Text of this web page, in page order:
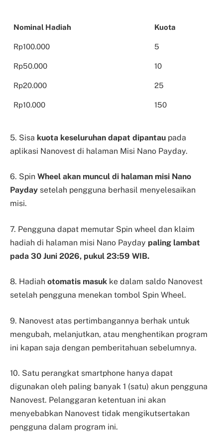
Nominal Hadiah Kuota
Rp100.000 5
Rp50.000 10
Rp20.000 25
Rp10.000 150
5. Sisa kuota keseluruhan dapat dipantau pada
aplikasi Nanovest di halaman Misi Nano Payday.
6. Spin Wheel akan muncul di halaman misi Nano
Payday setelah pengguna berhasil menyelesaikan
misi.
7. Pengguna dapat memutar Spin wheel dan klaim
hadiah di halaman misi Nano Payday paling lambat
pada 30 Juni 2026, pukul 23:59 WIB.
8. Hadiah otomatis masuk ke dalam saldo Nanovest
setelah pengguna menekan tombol Spin Wheel.
9. Nanovest atas pertimbangannya berhak untuk
mengubah, melanjutkan, atau menghentikan program
ini kapan saja dengan pemberitahuan sebelumnya.
10. Satu perangkat smartphone hanya dapat
digunakan oleh paling banyak 1 (satu) akun pengguna
Nanovest. Pelanggaran ketentuan ini akan
menyebabkan Nanovest tidak mengikutsertakan
pengguna dalam program ini.